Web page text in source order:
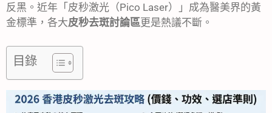
反黑。近年「皮秒激光（Pico Laser）」成為醫美界的黃
金標準，各大皮秒去斑討論區更是熱議不斷。
目錄